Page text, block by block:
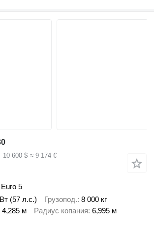
10 600 $ ≈ 9 174 €
Euro 5
(57 л.с.) Грузопод. 8 000 кг
4,285 м Радиус копания 6,995 м